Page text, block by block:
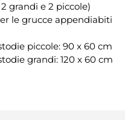
grandi e 2 piccole)
le grucce appendiabiti
piccole: 90 x 60 cm
grandi: 120 x 60 cm